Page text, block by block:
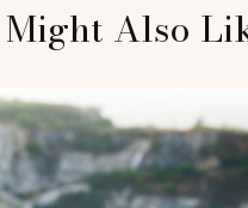
Might Also